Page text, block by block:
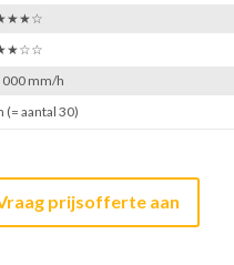
prijsofferte aan
000 mm/h
(= aantal 30)